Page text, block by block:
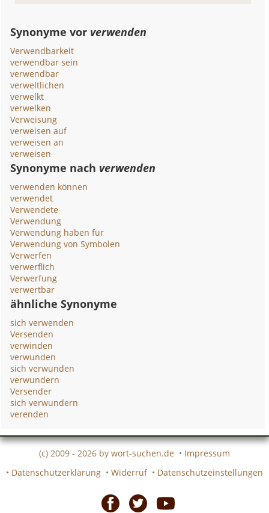
Synonyme vor verwenden
Verwendbarkeit
verwendbar sein
verwendbar
verweltlichen
verwelkt
verwelken
Verweisung
verweisen auf
verweisen an
verweisen
Synonyme nach verwenden
verwenden können
verwendet
Verwendete
Verwendung
Verwendung haben für
Verwendung von Symbolen
Verwerfen
verwerflich
Verwerfung
verwertbar
ähnliche Synonyme
sich verwenden
Versenden
verwinden
verwunden
sich verwunden
verwundern
Versender
sich verwundern
verenden
(c) 2009 - 2026 by wort-suchen.de • Impressum
• Datenschutzerklärung • Widerruf • Datenschutzeinstellungen